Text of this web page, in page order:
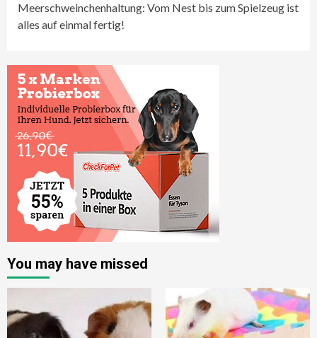
Meerschweinchenhaltung: Vom Nest bis zum Spielzeug ist
alles auf einmal fertig!
You may have missed